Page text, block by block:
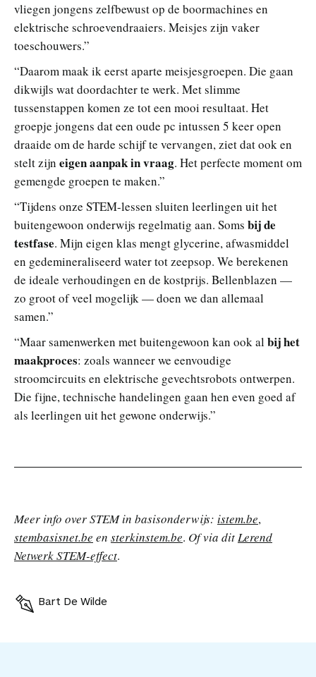
vliegen jongens zelfbewust op de boormachines en
elektrische schroevendraaiers. Meisjes zijn vaker
toeschouwers.”
“Daarom maak ik eerst aparte meisjesgroepen. Die gaan
dikwijls wat doordachter te werk. Met slimme
tussenstappen komen ze tot een mooi resultaat. Het
groepje jongens dat een oude pc intussen 5 keer open
draaide om de harde schijf te vervangen, ziet dat ook en
stelt zijn eigen aanpak in vraag. Het perfecte moment om
gemengde groepen te maken.”
“Tijdens onze STEM-lessen sluiten leerlingen uit het
buitengewoon onderwijs regelmatig aan. Soms bij de
testfase. Mijn eigen klas mengt glycerine, afwasmiddel
en gedemineraliseerd water tot zeepsop. We berekenen
de ideale verhoudingen en de kostprijs. Bellenblazen —
zo groot of veel mogelijk — doen we dan allemaal
samen.”
“Maar samenwerken met buitengewoon kan ook al bij het
maakproces: zoals wanneer we eenvoudige
stroomcircuits en elektrische gevechtsrobots ontwerpen.
Die fijne, technische handelingen gaan hen even goed af
als leerlingen uit het gewone onderwijs.”
Meer info over STEM in basisonderwijs: istem.be,
stembasisnet.be en sterkinstem.be. Of via ditLerend
Netwerk STEM-effect.
Bart De Wilde